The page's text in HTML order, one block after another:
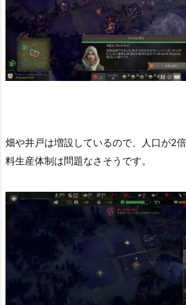
畑や井戸は増設しているので、人口が2
料生産体制は問題なさそうです。